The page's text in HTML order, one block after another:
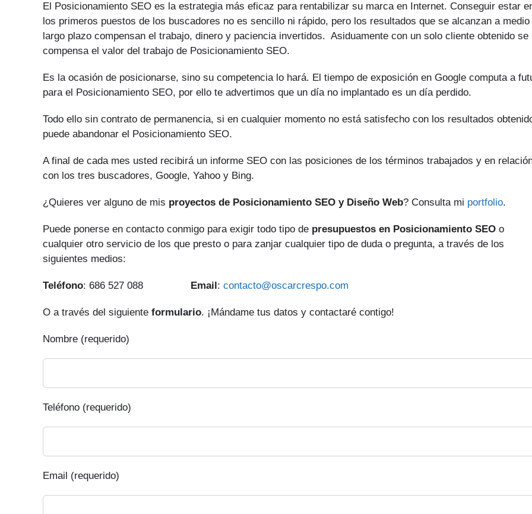
El Posicionamiento SEO es la estrategia más eficaz para rentabilizar su marca en Internet. Conseguir estar
los primeros puestos de los buscadores no es sencillo ni rápido, pero los resultados que se alcanzan a medio
largo plazo compensan el trabajo, dinero y paciencia invertidos. Asiduamente con un solo cliente obtenido se
compensa el valor del trabajo de Posicionamiento SEO.
Es la ocasión de posicionarse, sino su competencia lo hará. El tiempo de exposición en Google computa a
para el Posicionamiento SEO, por ello te advertimos que un día no implantado es un día perdido.
Todo ello sin contrato de permanencia, si en cualquier momento no está satisfecho con los resultados
puede abandonar el Posicionamiento SEO.
A final de cada mes usted recibirá un informe SEO con las posiciones de los términos trabajados y en
con los tres buscadores, Google, Yahoo y Bing.
¿Quieres ver alguno de mis proyectos de Posicionamiento SEO y Diseño Web? Consulta mi portfolio.
Puede ponerse en contacto conmigo para exigir todo tipo de presupuestos en Posicionamiento SEO o
cualquier otro servicio de los que presto o para zanjar cualquier tipo de duda o pregunta, a través de los
siguientes medios:
Teléfono: 686 527 088 Email: contacto@oscarcrespo.com
O a través del siguiente formulario. ¡Mándame tus datos y contactaré contigo!
Nombre (requerido)
Teléfono (requerido)
Email (requerido)